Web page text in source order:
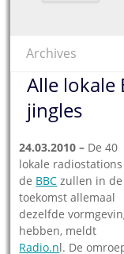
Archives
Alle lokale
jingles
24.03.2010 – De 40
lokale
de BBC zullen in de
toekomst allemaal
dezelfde
hebben, meldt
Radio.nl. De